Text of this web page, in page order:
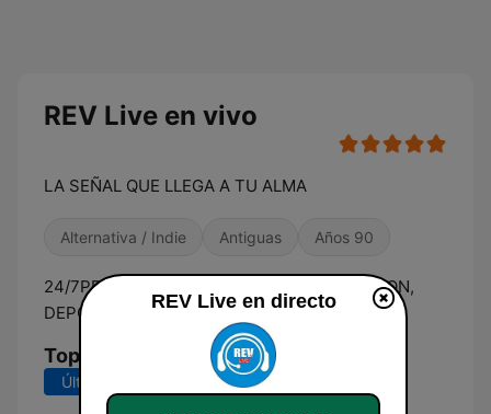
REV Live en vivo
LA SEÑAL QUE LLEGA A TU ALMA
Alternativa / Indie Antiguas Años 90
24/7PROGRAMACION CRISTIANA, EDUCACION,
DEPORTE Y EL MENSAJE DE SALVACIÓN
Top Canciones
Últimos 7 días Últimos 30 días
REV Live en directo